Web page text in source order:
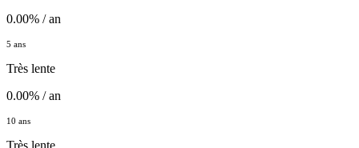
0.00% / an
5 ans
Très lente
0.00% / an
10 ans